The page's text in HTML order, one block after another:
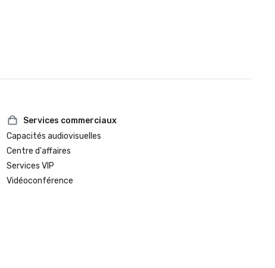
Services commerciaux
Capacités audiovisuelles
Centre d'affaires
Services VIP
Vidéoconférence